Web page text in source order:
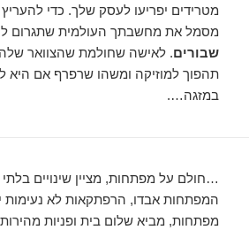
מטרידים יפריעו לעסק שלך. כדי
מסמל את מחשבתך העולמית שתגרום
שבורים. לאישה שחולמת שהצוואר
תהפוך למוזיקה ומשהו שרפרף אם היא
במזגה….
…חולם על מפתחות, מציין שינויים בלתי
המפתחות אבדו, הרפתקאות לא נעימות
מפתחות, מביא שלום בית ופניות